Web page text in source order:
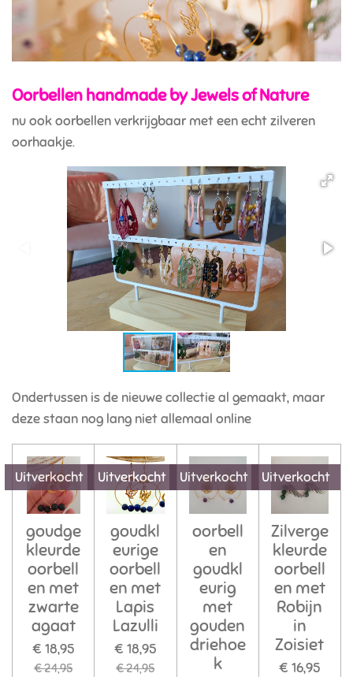
Oorbellen handmade by Jewels of Nature
nu ook oorbellen verkrijgbaar met een echt zilveren
oorhaakje.
Ondertussen is de nieuwe collectie al gemaakt, maar
deze staan nog lang niet allemaal online
Uitverkocht
goudge
kleurde
oorbell
en met
zwarte
agaat
€ 18,95
€ 24,95
Uitverkocht
goudkl
eurige
oorbell
en met
Lapis
Lazulli
€ 18,95
€ 24,95
Uitverkocht
oorbell
en
goudkl
eurig
met
gouden
driehoe
k
Uitverkocht
Zilverge
kleurde
oorbell
en met
Robijn
in
Zoisiet
€ 16,95